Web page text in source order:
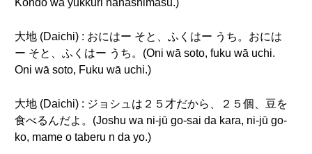
Kondo wa yukkuri hanashimasu.)
大地 (Daichi) : おにはー そと、ふくはー うち。おには
ー そと、ふくはー うち。(Oni wā soto, fuku wā uchi.
Oni wā soto, Fuku wā uchi.)
大地 (Daichi) : ジョシュは２５才だから、２５個、豆を
食べるんだよ。(Joshu wa ni-jū go-sai da kara, ni-jū go-
ko, mame o taberu n da yo.)